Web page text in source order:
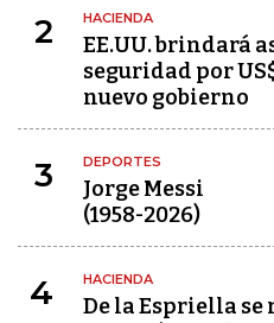
2 HACIENDA
EE.UU. brindará
seguridad por
nuevo gobierno
3 DEPORTES
Jorge Messi
(1958-2026)
4 HACIENDA
De la Espriella se